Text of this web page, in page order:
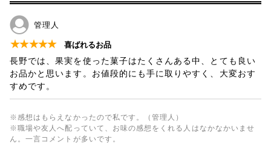
管理人
★★★★★ 喜ばれるお品
長野では、果実を使った菓子はたくさんある中、とても良い
お品かと思います。お値段的にも手に取りやすく、大変おす
すめです。
※感想はもらえなかったので私です。（管理人）
※職場や友人へ配っていて、お味の感想をくれる人はなかなかいませ
ん。一言コメントが多いです。